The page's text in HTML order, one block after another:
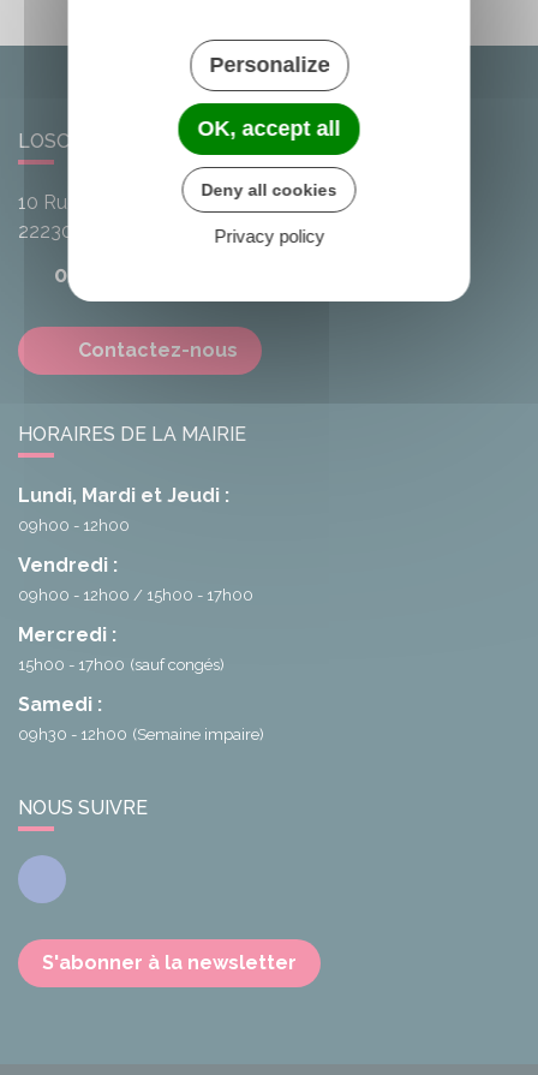
LOSCOUËT-SUR-MEU
10 Rue de l'Avenir
22230
Loscouët-sur-Meu
02 96 25 20 68
Contactez-nous
HORAIRES DE LA MAIRIE
Lundi, Mardi et Jeudi :
09h00 - 12h00
Vendredi :
09h00 - 12h00 15h00 - 17h00
Mercredi :
15h00 - 17h00 (sauf congés)
Samedi :
09h30 - 12h00 (Semaine impaire)
NOUS SUIVRE
Facebook
S'abonner à la newsletter
Personalize
OK, accept all
Deny all cookies
Privacy policy